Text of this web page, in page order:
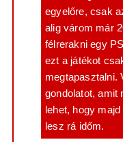
egyelőre, csak
alig várom már
félrerakni egy
ezt a játékot
megtapasztalni.
gondolatot, amit
lehet, hogy
lesz rá időm.